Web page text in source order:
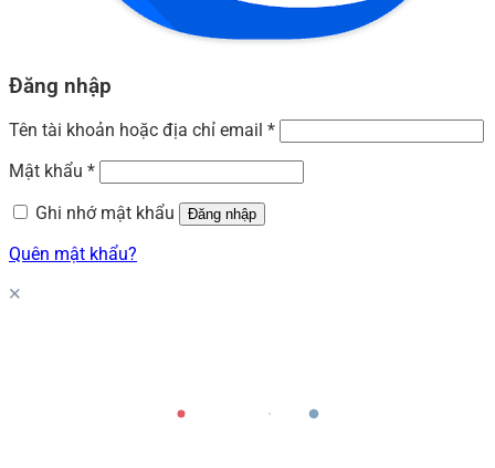
Đăng nhập
Tên tài khoản hoặc địa chỉ email *
Mật khẩu *
Ghi nhớ mật khẩu
Đăng nhập
Quên mật khẩu?